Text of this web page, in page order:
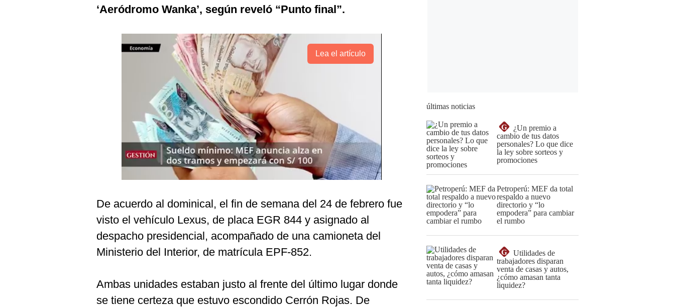
‘Aeródromo Wanka’, según reveló “Punto final”.
Lea el artículo
De acuerdo al dominical, el fin de semana del 24 de febrero fue
visto el vehículo Lexus, de placa EGR 844 y asignado al
despacho presidencial, acompañado de una camioneta del
Ministerio del Interior, de matrícula EPF-852.
Ambas unidades estaban justo al frente del último lugar donde
se tiene certeza que estuvo escondido Cerrón Rojas. De
últimas noticias
G
¿Un premio a
cambio de tus datos
personales? Lo que dice
la ley sobre sorteos y
promociones
Petroperú: MEF da total
respaldo a nuevo
directorio y “lo
empodera” para cambiar
el rumbo
G
Utilidades de
trabajadores disparan
venta de casas y autos,
¿cómo amasan tanta
liquidez?